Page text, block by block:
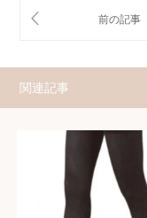
関連記事